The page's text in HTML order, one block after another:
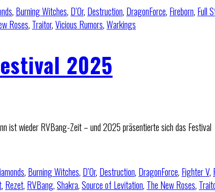
, Burning Witches, D’Or, Destruction, DragonForce, Fireborn, Full
Roses, Traitor,Vicious Rumors,Warkings
2025
ist wieder RVBang-Zeit – und 2025 präsentierte sich das Festival
, Burning Witches, D’Or, Destruction, DragonForce, Fighter V,
, Rezet, RVBang,Shakra,Source of Levitation, The New Roses,